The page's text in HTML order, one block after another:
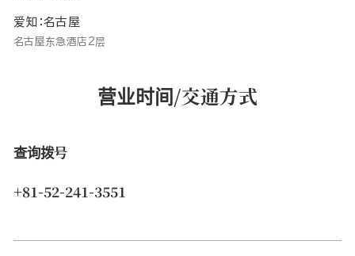
爱知：名古屋
名古屋东急酒店2层
营业时间/交通方式
查询拨号
+81-52-241-3551